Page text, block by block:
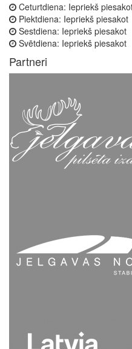
Ceturtdiena: Iepriekš
Piektdiena: Iepriekš piesakot
Sestdiena: Iepriekš piesakot
Svētdiena: Iepriekš piesakot
Partneri